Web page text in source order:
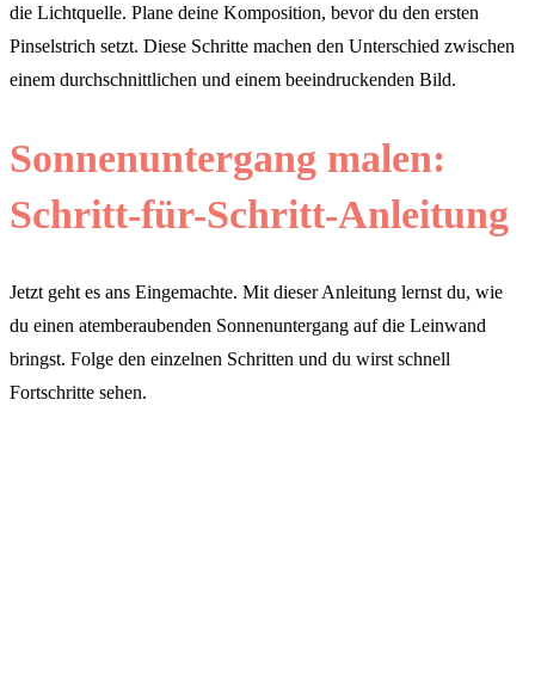
die Lichtquelle. Plane deine Komposition, bevor du den ersten
Pinselstrich setzt. Diese Schritte machen den Unterschied zwischen
einem durchschnittlichen und einem beeindruckenden Bild.
Sonnenuntergang malen:
Schritt-für-Schritt-Anleitung
Jetzt geht es ans Eingemachte. Mit dieser Anleitung lernst du, wie
du einen atemberaubenden Sonnenuntergang auf die Leinwand
bringst. Folge den einzelnen Schritten und du wirst schnell
Fortschritte sehen.